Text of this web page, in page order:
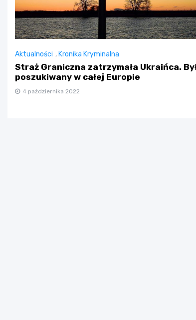
Aktualności , Kronika Kryminalna
Straż Graniczna zatrzymała Ukraińca.
poszukiwany w całej Europie
4 października 2022